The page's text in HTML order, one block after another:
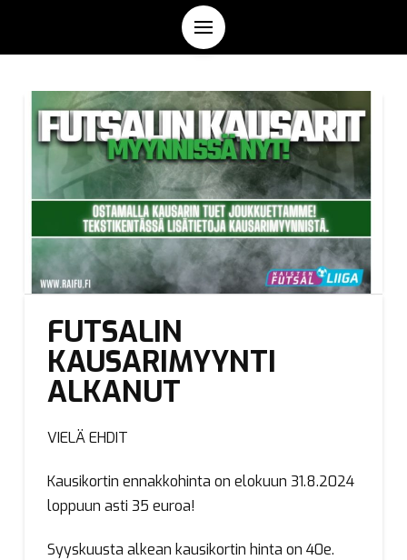
FUTSALIN
KAUSARIMYYNTI
ALKANUT
VIELÄ EHDIT
Kausikortin ennakkohinta on elokuun 31.8.2024
loppuun asti 35 euroa!
Syyskuusta alkean kausikortin hinta on 40e.